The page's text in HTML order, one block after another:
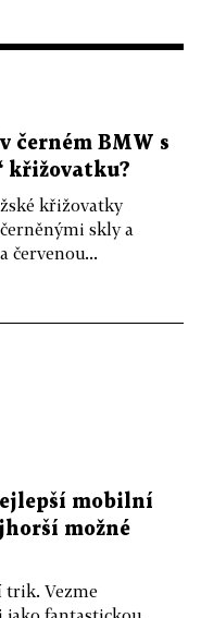
černém BMW s
křižovatku?
křižovatky
skly a
červenou...
mobilní
možné
trik. Vezme